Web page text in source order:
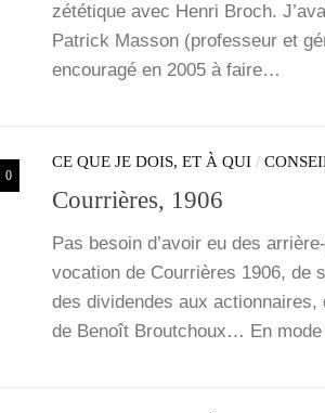
zété­tique avec Hen­ri Broch.
Patrick Mas­son (pro­fes­seur et
encou­ra­gé en 2005 à faire…
0
CE QUE JE DOIS, ET À QUI /
Courrières, 1906
Pas besoin d’a­voir eu des
vo­ca­tion de Cour­rières 1906, de
des divi­dendes aux
de Benoît Brout­choux… En